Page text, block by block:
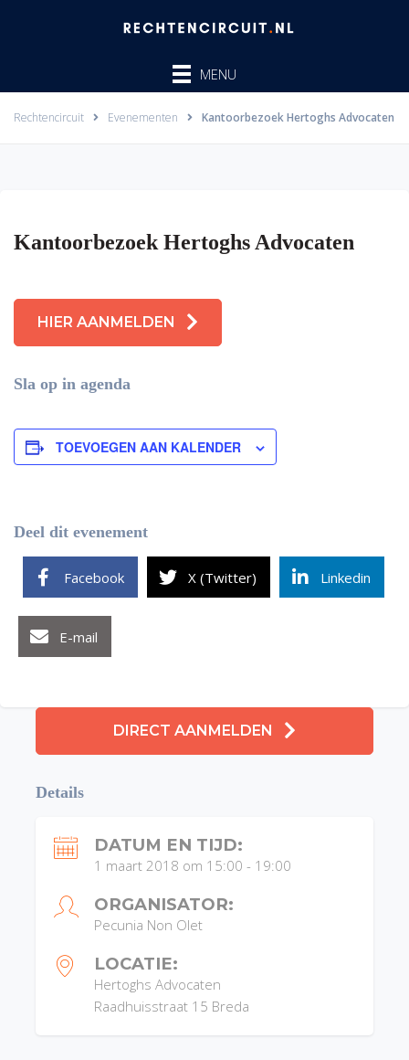
MENU
Rechtencircuit Evenementen Kantoorbezoek Hertoghs Advocaten
Kantoorbezoek Hertoghs Advocaten
HIER AANMELDEN
Sla op in agenda
TOEVOEGEN AAN KALENDER
Deel dit evenement
Facebook X (Twitter) Linkedin
E-mail
DIRECT AANMELDEN
Details
DATUM EN TIJD:
1 maart 2018 om 15:00 - 19:00
ORGANISATOR:
Pecunia Non Olet
LOCATIE:
Hertoghs Advocaten
Raadhuisstraat 15 Breda